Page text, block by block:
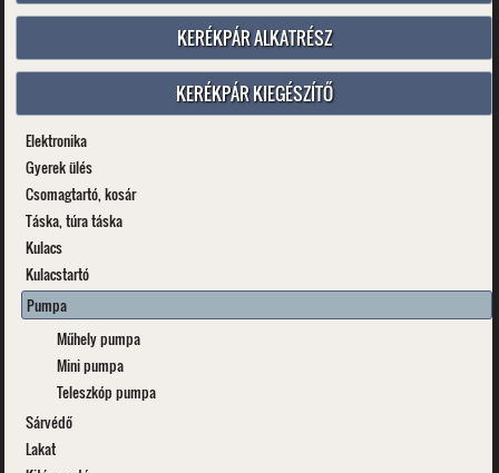
KERÉKPÁR ALKATRÉSZ
KERÉKPÁR KIEGÉSZÍTŐ
Elektronika
Gyerek ülés
Csomagtartó, kosár
Táska, túra táska
Kulacs
Kulacstartó
Pumpa
Műhely pumpa
Mini pumpa
Teleszkóp pumpa
Sárvédő
Lakat